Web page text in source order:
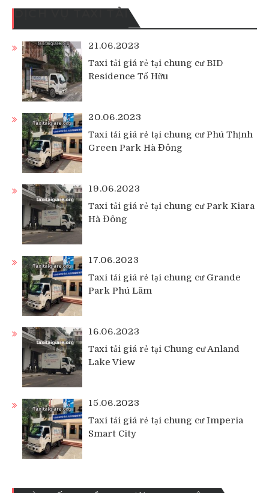
21.06.2023
Taxi tải giá rẻ tại chung cư BID
Residence Tố Hữu
20.06.2023
Taxi tải giá rẻ tại chung cư Phú Thịnh
Green Park Hà Đông
19.06.2023
Taxi tải giá rẻ tại chung cư Park Kiara
Hà Đông
17.06.2023
Taxi tải giá rẻ tại chung cư Grande
Park Phú Lãm
16.06.2023
Taxi tải giá rẻ tại Chung cư Anland
Lake View
15.06.2023
Taxi tải giá rẻ tại chung cư Imperia
Smart City